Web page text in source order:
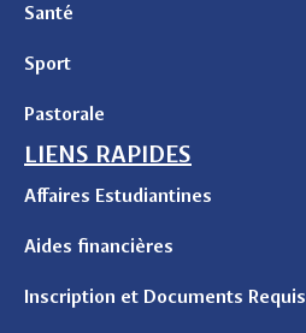
Santé
Sport
Pastorale
LIENS RAPIDES
Affaires Estudiantines
Aides financières
Inscription et Documents Requis